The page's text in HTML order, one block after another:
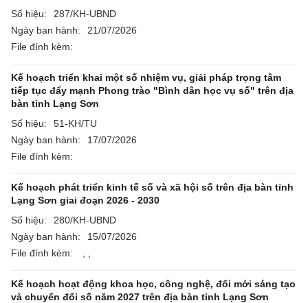
Số hiệu:
287/KH-UBND
Ngày ban hành:
21/07/2026
File đính kèm:
Kế hoạch triển khai một số nhiệm vụ, giải pháp trọng tâm
tiếp tục đẩy mạnh Phong trào "Bình dân học vụ số" trên địa
bàn tỉnh Lạng Sơn
Số hiệu:
51-KH/TU
Ngày ban hành:
17/07/2026
File đính kèm:
Kế hoạch phát triển kinh tế số và xã hội số trên địa bàn tỉnh
Lạng Sơn giai đoạn 2026 - 2030
Số hiệu:
280/KH-UBND
Ngày ban hành:
15/07/2026
File đính kèm:
Kế hoạch hoạt động khoa học, công nghệ, đổi mới sáng tạo
và chuyển đổi số năm 2027 trên địa bàn tỉnh Lạng Sơn